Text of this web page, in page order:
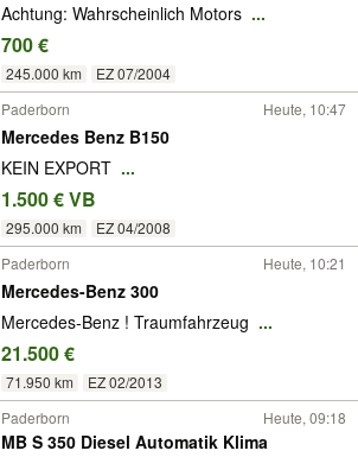
Achtung: Wahrscheinlich Motors ...
700 €
245.000 km EZ 07/2004
Paderborn Heute, 10:47
Mercedes Benz B150
KEIN EXPORT ...
1.500 € VB
295.000 km EZ 04/2008
Paderborn Heute, 10:21
Mercedes-Benz 300
Mercedes-Benz ! Traumfahrzeug ...
21.500 €
71.950 km EZ 02/2013
Paderborn Heute, 09:18
MB S 350 Diesel Automatik Klima